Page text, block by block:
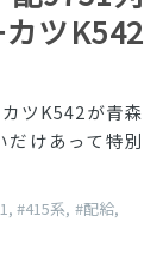
ツK542
ツK542が青森
けあって特別
, #415系, #配給,